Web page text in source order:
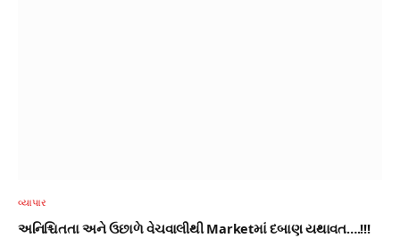
વ્યાપાર
અનિશ્ચિતતા અને ઉછાળે વેચવાલીથી Marketમાં દબાણ યથાવત….!!!